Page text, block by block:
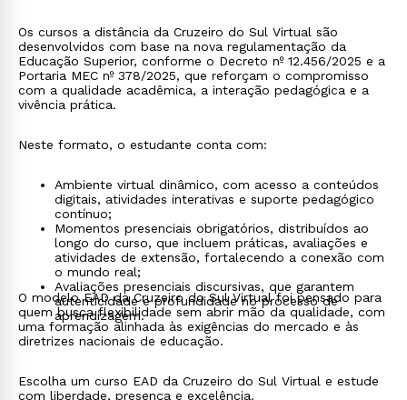
Os cursos a distância da Cruzeiro do Sul Virtual são
desenvolvidos com base na nova regulamentação da
Educação Superior, conforme o Decreto nº 12.456/2025 e a
Portaria MEC nº 378/2025, que reforçam o compromisso
com a qualidade acadêmica, a interação pedagógica e a
vivência prática.
Neste formato, o estudante conta com:
Ambiente virtual dinâmico, com acesso a conteúdos
digitais, atividades interativas e suporte pedagógico
contínuo;
Momentos presenciais obrigatórios, distribuídos ao
longo do curso, que incluem práticas, avaliações e
atividades de extensão, fortalecendo a conexão com
o mundo real;
Avaliações presenciais discursivas, que garantem
autenticidade e profundidade no processo de
aprendizagem.
O modelo EAD da Cruzeiro do Sul Virtual foi pensado para
quem busca flexibilidade sem abrir mão da qualidade, com
uma formação alinhada às exigências do mercado e às
diretrizes nacionais de educação.
Escolha um curso EAD da Cruzeiro do Sul Virtual e estude
com liberdade, presença e excelência.